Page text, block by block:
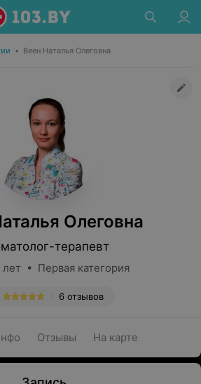
• Веен Наталья Олеговна
Олеговна
терапевт
• Первая категория
6 отзывов
Отзывы На карте